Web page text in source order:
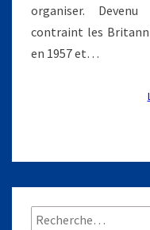
organiser.
contraint les
en 1957 et…
Rechercher :